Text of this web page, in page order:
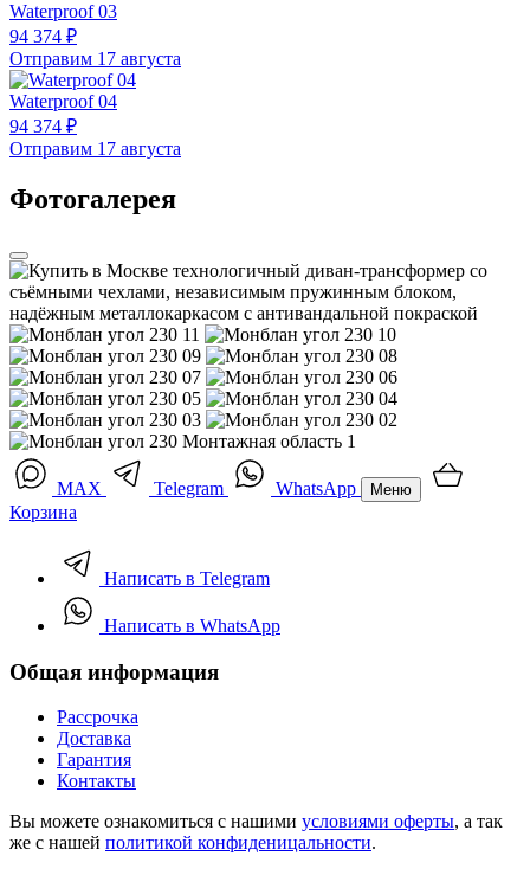
Waterproof 03
94 374 ₽
Отправим 17 августа
Waterproof 04
94 374 ₽
Отправим 17 августа
Фотогалерея
MAX Telegram WhatsApp Меню
Корзина
Написать в Telegram
Написать в WhatsApp
Общая информация
Рассрочка
Доставка
Гарантия
Контакты
Вы можете ознакомиться с нашими условиями оферты, а так
же с нашей политикой конфиденицальности.